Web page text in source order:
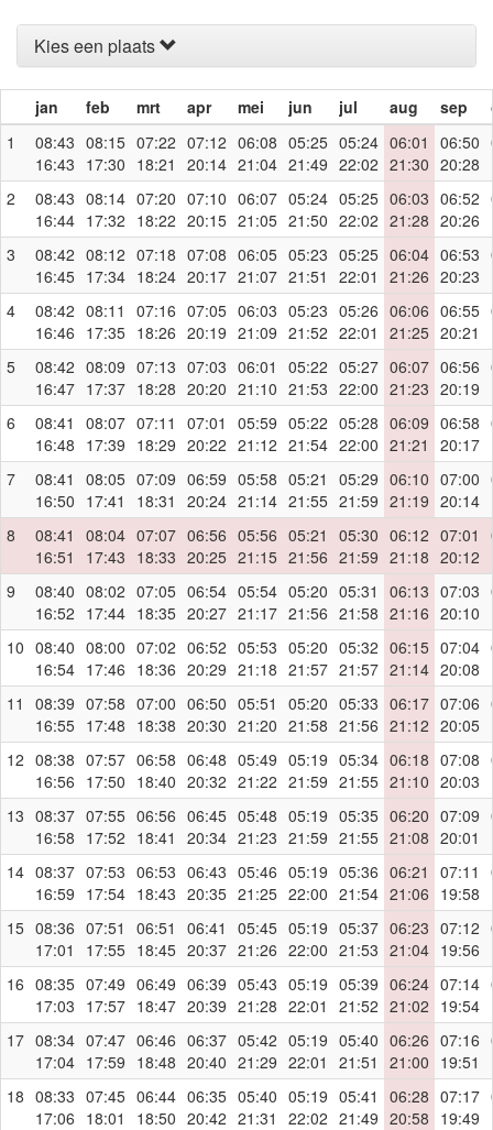
Kies een plaats
jan feb mrt apr mei jun jul aug sep
1
08:43
16:43
08:15
17:30
07:22
18:21
07:12
20:14
06:08
21:04
05:25
21:49
05:24
22:02
06:01
21:30
06:50
20:28
2
08:43
16:44
08:14
17:32
07:20
18:22
07:10
20:15
06:07
21:05
05:24
21:50
05:25
22:02
06:03
21:28
06:52
20:26
3
08:42
16:45
08:12
17:34
07:18
18:24
07:08
20:17
06:05
21:07
05:23
21:51
05:25
22:01
06:04
21:26
06:53
20:23
4
08:42
16:46
08:11
17:35
07:16
18:26
07:05
20:19
06:03
21:09
05:23
21:52
05:26
22:01
06:06
21:25
06:55
20:21
5
08:42
16:47
08:09
17:37
07:13
18:28
07:03
20:20
06:01
21:10
05:22
21:53
05:27
22:00
06:07
21:23
06:56
20:19
6
08:41
16:48
08:07
17:39
07:11
18:29
07:01
20:22
05:59
21:12
05:22
21:54
05:28
22:00
06:09
21:21
06:58
20:17
7
08:41
16:50
08:05
17:41
07:09
18:31
06:59
20:24
05:58
21:14
05:21
21:55
05:29
21:59
06:10
21:19
07:00
20:14
8
08:41
16:51
08:04
17:43
07:07
18:33
06:56
20:25
05:56
21:15
05:21
21:56
05:30
21:59
06:12
21:18
07:01
20:12
9
08:40
16:52
08:02
17:44
07:05
18:35
06:54
20:27
05:54
21:17
05:20
21:56
05:31
21:58
06:13
21:16
07:03
20:10
10 08:40
16:54
08:00
17:46
07:02
18:36
06:52
20:29
05:53
21:18
05:20
21:57
05:32
21:57
06:15
21:14
07:04
20:08
11
08:39
16:55
07:58
17:48
07:00
18:38
06:50
20:30
05:51
21:20
05:20
21:58
05:33
21:56
06:17
21:12
07:06
20:05
12 08:38
16:56
07:57
17:50
06:58
18:40
06:48
20:32
05:49
21:22
05:19
21:59
05:34
21:55
06:18
21:10
07:08
20:03
13 08:37
16:58
07:55
17:52
06:56
18:41
06:45
20:34
05:48
21:23
05:19
21:59
05:35
21:55
06:20
21:08
07:09
20:01
14 08:37
16:59
07:53
17:54
06:53
18:43
06:43
20:35
05:46
21:25
05:19
22:00
05:36
21:54
06:21
21:06
07:11
19:58
15 08:36
17:01
07:51
17:55
06:51
18:45
06:41
20:37
05:45
21:26
05:19
22:00
05:37
21:53
06:23
21:04
07:12
19:56
16 08:35
17:03
07:49
17:57
06:49
18:47
06:39
20:39
05:43
21:28
05:19
22:01
05:39
21:52
06:24
21:02
07:14
19:54
17 08:34
17:04
07:47
17:59
06:46
18:48
06:37
20:40
05:42
21:29
05:19
22:01
05:40
21:51
06:26
21:00
07:16
19:51
18 08:33
17:06
07:45
18:01
06:44
18:50
06:35
20:42
05:40
21:31
05:19
22:02
05:41
21:49
06:28
20:58
07:17
19:49